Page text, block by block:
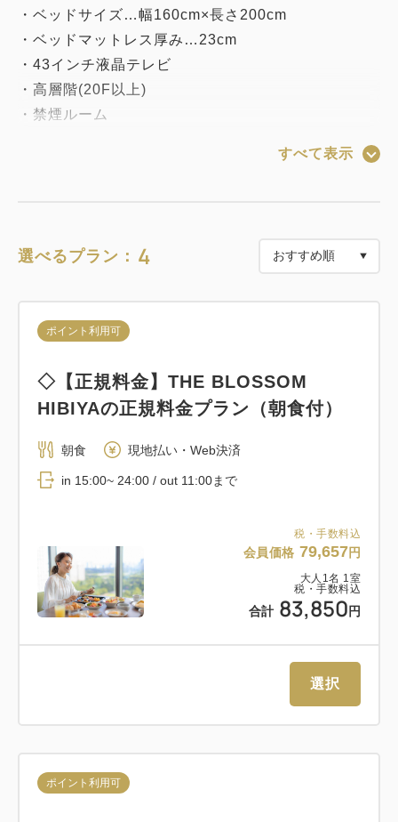
・ベッドサイズ…幅160cm×長さ200cm
・ベッドマットレス厚み…23cm
・43インチ液晶テレビ
・高層階(20F以上)
・禁煙ルーム
・インターネット接続可[有線LAN・Wi-Fiを完備]
・加湿空気清浄機
・アイロン、アイロン台設置（ズボンプレッサーは無
料貸出）
すべて表示
選べるプラン： 4
税・手数料込
会員価格 79,657円
大人 1 名 1 室
税・手数料込
合計 83,850 円
ポイント利用可
◇【正規料金】THE BLOSSOM
HIBIYAの正規料金プラン（朝食付）
朝食 現地払い・Web決済
in 15:00~ 24:00 / out 11:00まで
選択
ポイント利用可